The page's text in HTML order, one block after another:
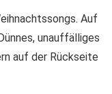
Auf
unauffälliges
auf der Rückseite